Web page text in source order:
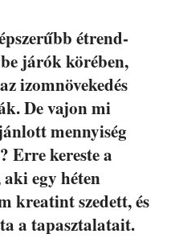
étrend-
járók körében,
izomnövekedés
De vajon mi
mennyiség
Erre kereste a
egy héten
kreatint szedett, és
a tapasztalatait.